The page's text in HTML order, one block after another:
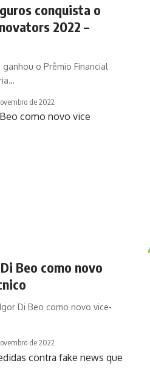
conquista o
2022 –
o Prêmio Financial
de 2022
Beo como novo
Di Beo como novo vice-
de 2022